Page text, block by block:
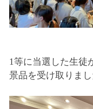
1等に当選した生徒
景品を受け取りまし